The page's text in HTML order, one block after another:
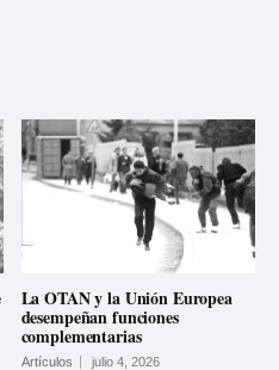
La OTAN y la Unión Europea
desempeñan funciones
complementarias
Artículos julio 4, 2026